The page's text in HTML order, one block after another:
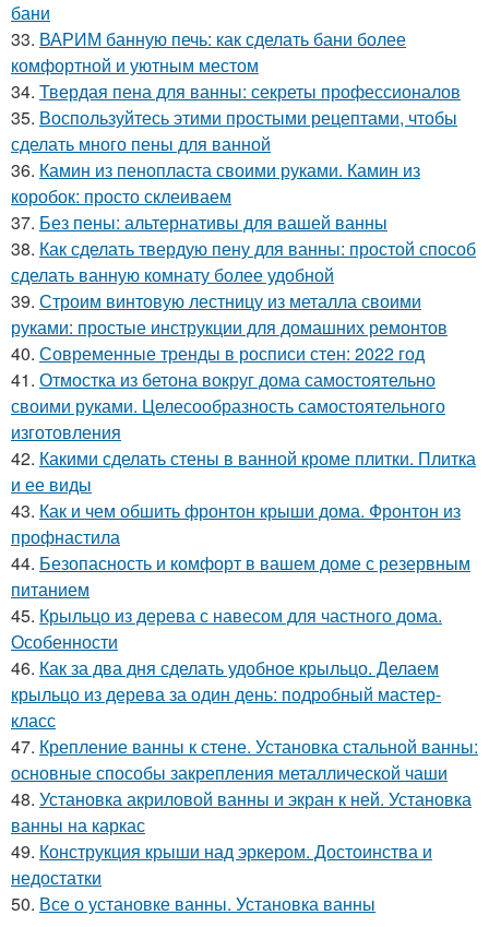
бани
33. ВАРИМ банную печь: как сделать бани более
комфортной и уютным местом
34. Твердая пена для ванны: секреты профессионалов
35. Воспользуйтесь этими простыми рецептами, чтобы
сделать много пены для ванной
36. Камин из пенопласта своими руками. Камин из
коробок: просто склеиваем
37. Без пены: альтернативы для вашей ванны
38. Как сделать твердую пену для ванны: простой способ
сделать ванную комнату более удобной
39. Строим винтовую лестницу из металла своими
руками: простые инструкции для домашних ремонтов
40. Современные тренды в росписи стен: 2022 год
41. Отмостка из бетона вокруг дома самостоятельно
своими руками. Целесообразность самостоятельного
изготовления
42. Какими сделать стены в ванной кроме плитки. Плитка
и ее виды
43. Как и чем обшить фронтон крыши дома. Фронтон из
профнастила
44. Безопасность и комфорт в вашем доме с резервным
питанием
45. Крыльцо из дерева с навесом для частного дома.
Особенности
46. Как за два дня сделать удобное крыльцо. Делаем
крыльцо из дерева за один день: подробный мастер-
класс
47. Крепление ванны к стене. Установка стальной ванны:
основные способы закрепления металлической чаши
48. Установка акриловой ванны и экран к ней. Установка
ванны на каркас
49. Конструкция крыши над эркером. Достоинства и
недостатки
50. Все о установке ванны. Установка ванны